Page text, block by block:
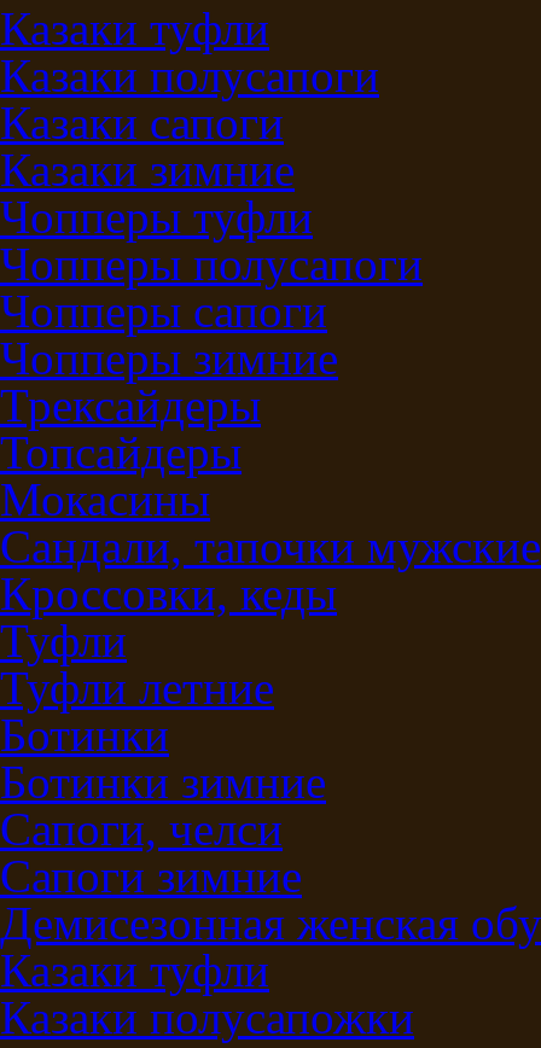
Казаки туфли
Казаки полусапоги
Казаки сапоги
Казаки зимние
Чопперы туфли
Чопперы полусапоги
Чопперы сапоги
Чопперы зимние
Трексайдеры
Топсайдеры
Мокасины
Сандали, тапочки мужские
Кроссовки, кеды
Туфли
Туфли летние
Ботинки
Ботинки зимние
Сапоги, челси
Сапоги зимние
Демисезонная женская
Казаки туфли
Казаки полусапожки